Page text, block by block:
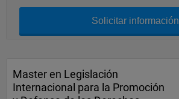
Solicitar información
Master en Legislación
Internacional para la Promoción